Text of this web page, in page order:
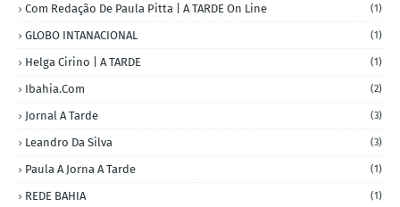
Com Redação De Paula Pitta | A TARDE On Line (1)
GLOBO INTANACIONAL (1)
Helga Cirino | A TARDE (1)
Ibahia.com (2)
Jornal A Tarde (3)
Leandro Da Silva (3)
Paula A Jorna A Tarde (1)
REDE BAHIA (1)